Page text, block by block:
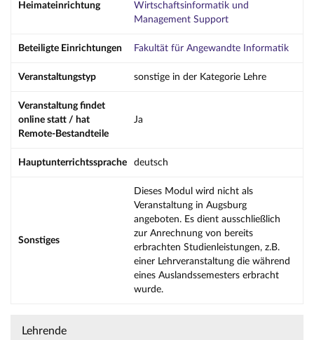
Heimateinrichtung
Wirtschaftsinformatik und
Management Support
Beteiligte Einrichtungen Fakultät für Angewandte Informatik
Veranstaltungstyp sonstige in der Kategorie Lehre
Veranstaltung findet
online statt / hat
Remote-Bestandteile
Ja
Hauptunterrichtssprache deutsch
Sonstiges
Dieses Modul wird nicht als
Veranstaltung in Augsburg
angeboten. Es dient ausschließlich
zur Anrechnung von bereits
erbrachten Studienleistungen, z.B.
einer Lehrveranstaltung die während
eines Auslandssemesters erbracht
wurde.
Lehrende